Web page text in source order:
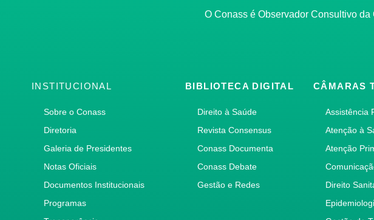
O Conass é Observador Consultivo
INSTITUCIONAL
Sobre o Conass
Diretoria
Galeria de Presidentes
Notas Oficiais
Documentos Institucionais
Programas
BIBLIOTECA DIGITAL
Direito à Saúde
Revista Consensus
Conass Documenta
Conass Debate
Gestão e Redes
CÂMARAS
Assistência
Atenção à
Atenção
Direito